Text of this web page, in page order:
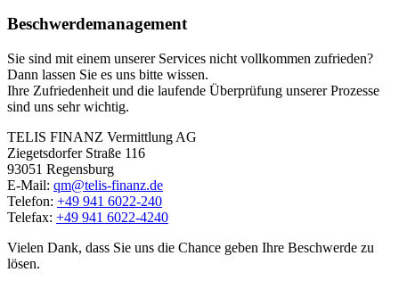
Beschwerdemanagement
Sie sind mit einem unserer Services nicht vollkommen zufrieden?
Dann lassen Sie es uns bitte wissen.
Ihre Zufriedenheit und die laufende Überprüfung unserer Prozesse
sind uns sehr wichtig.
TELIS FINANZ Vermittlung AG
Ziegetsdorfer Straße 116
93051 Regensburg
E-Mail: qm@telis-finanz.de
Telefon: +49 941 6022-240
Telefax: +49 941 6022-4240
Vielen Dank, dass Sie uns die Chance geben Ihre Beschwerde zu
lösen.